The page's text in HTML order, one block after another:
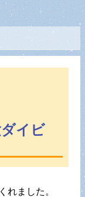
イビ
れました。